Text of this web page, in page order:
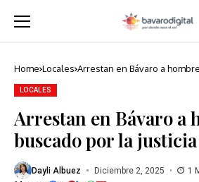
Home Locales Arrestan en Bávaro a
LOCALES
Arrestan en Bávaro a
buscado por la
Dayli Albuez Diciembre 2, 2025 1